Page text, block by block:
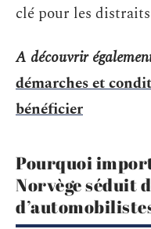
clé pour les
A découvrir
démarches et
bénéficier
Pourquoi
Norvège séduit